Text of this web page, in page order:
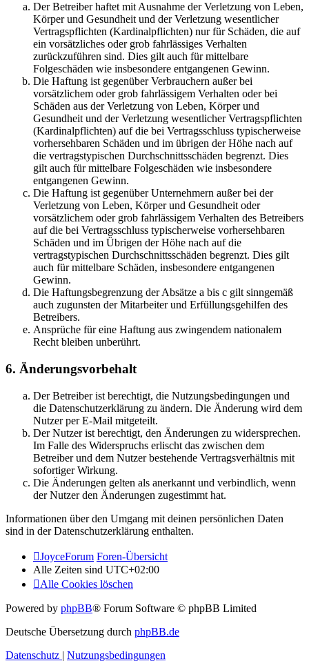
Der Betreiber haftet mit Ausnahme der Verletzung von Leben,
Körper und Gesundheit und der Verletzung wesentlicher
Vertragspflichten (Kardinalpflichten) nur für Schäden, die auf
ein vorsätzliches oder grob fahrlässiges Verhalten
zurückzuführen sind. Dies gilt auch für mittelbare
Folgeschäden wie insbesondere entgangenen Gewinn.
Die Haftung ist gegenüber Verbrauchern außer bei
vorsätzlichem oder grob fahrlässigem Verhalten oder bei
Schäden aus der Verletzung von Leben, Körper und
Gesundheit und der Verletzung wesentlicher Vertragspflichten
(Kardinalpflichten) auf die bei Vertragsschluss typischerweise
vorhersehbaren Schäden und im übrigen der Höhe nach auf
die vertragstypischen Durchschnittsschäden begrenzt. Dies
gilt auch für mittelbare Folgeschäden wie insbesondere
entgangenen Gewinn.
Die Haftung ist gegenüber Unternehmern außer bei der
Verletzung von Leben, Körper und Gesundheit oder
vorsätzlichem oder grob fahrlässigem Verhalten des Betreibers
auf die bei Vertragsschluss typischerweise vorhersehbaren
Schäden und im Übrigen der Höhe nach auf die
vertragstypischen Durchschnittsschäden begrenzt. Dies gilt
auch für mittelbare Schäden, insbesondere entgangenen
Gewinn.
Die Haftungsbegrenzung der Absätze a bis c gilt sinngemäß
auch zugunsten der Mitarbeiter und Erfüllungsgehilfen des
Betreibers.
Ansprüche für eine Haftung aus zwingendem nationalem
Recht bleiben unberührt.
6. Änderungsvorbehalt
Der Betreiber ist berechtigt, die Nutzungsbedingungen und
die Datenschutzerklärung zu ändern. Die Änderung wird dem
Nutzer per E-Mail mitgeteilt.
Der Nutzer ist berechtigt, den Änderungen zu widersprechen.
Im Falle des Widerspruchs erlischt das zwischen dem
Betreiber und dem Nutzer bestehende Vertragsverhältnis mit
sofortiger Wirkung.
Die Änderungen gelten als anerkannt und verbindlich, wenn
der Nutzer den Änderungen zugestimmt hat.
Informationen über den Umgang mit deinen persönlichen Daten
sind in der Datenschutzerklärung enthalten.
JoyceForum Foren-Übersicht
Alle Zeiten sind UTC+02:00
Alle Cookies löschen
Powered by phpBB® Forum Software © phpBB Limited
Deutsche Übersetzung durch phpBB.de
Datenschutz | Nutzungsbedingungen